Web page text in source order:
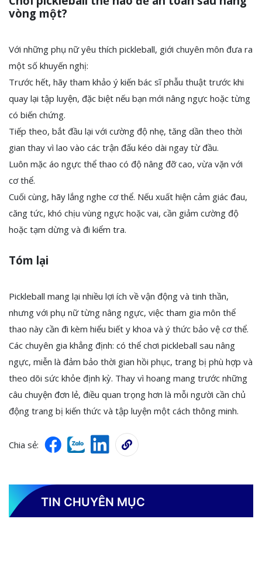
vòng một?
Với những phụ nữ yêu thích pickleball, giới chuyên môn đưa ra
một số khuyến nghị:
Trước hết, hãy tham khảo ý kiến bác sĩ phẫu thuật trước khi
quay lại tập luyện, đặc biệt nếu bạn mới nâng ngực hoặc từng
có biến chứng.
Tiếp theo, bắt đầu lại với cường độ nhẹ, tăng dần theo thời
gian thay vì lao vào các trận đấu kéo dài ngay từ đầu.
Luôn mặc áo ngực thể thao có độ nâng đỡ cao, vừa vặn với
cơ thể.
Cuối cùng, hãy lắng nghe cơ thể. Nếu xuất hiện cảm giác đau,
căng tức, khó chịu vùng ngực hoặc vai, cần giảm cường độ
hoặc tạm dừng và đi kiểm tra.
Tóm lại
Pickleball mang lại nhiều lợi ích về vận động và tinh thần,
nhưng với phụ nữ từng nâng ngực, việc tham gia môn thể
thao này cần đi kèm hiểu biết y khoa và ý thức bảo vệ cơ thể.
Các chuyên gia khẳng định: có thể chơi pickleball sau nâng
ngực, miễn là đảm bảo thời gian hồi phục, trang bị phù hợp và
theo dõi sức khỏe định kỳ. Thay vì hoang mang trước những
câu chuyện đơn lẻ, điều quan trọng hơn là mỗi người cần chủ
động trang bị kiến thức và tập luyện một cách thông minh.
Chia sẻ:
TIN CHUYÊN MỤC